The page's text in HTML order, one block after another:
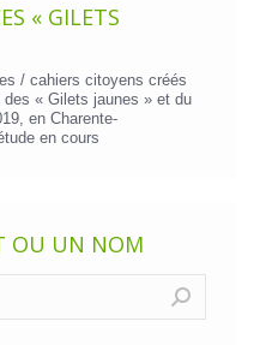
« GILETS
/ cahiers citoyens créés
« Gilets jaunes » et du
en Charente-
en cours
OU UN NOM